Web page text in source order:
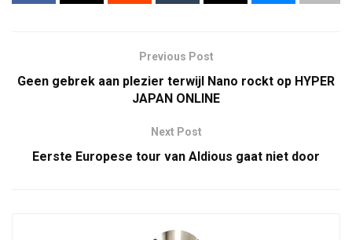
Previous Post
Geen gebrek aan plezier terwijl Nano rockt op HYPER
JAPAN ONLINE
Next Post
Eerste Europese tour van Aldious gaat niet door